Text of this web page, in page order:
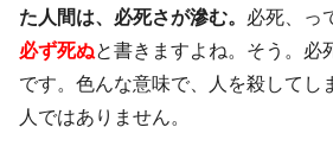
た人間は、必死さが滲む。 必死、っ
必ず死ぬと書きますよね。そう。必
です。色んな意味で、人を殺してし
人ではありません。